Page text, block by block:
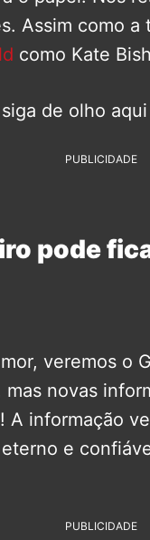
Assim como a
como Kate
de olho
PUBLICIDADE
pode
veremos o
novas
! A informação
e
PUBLICIDADE